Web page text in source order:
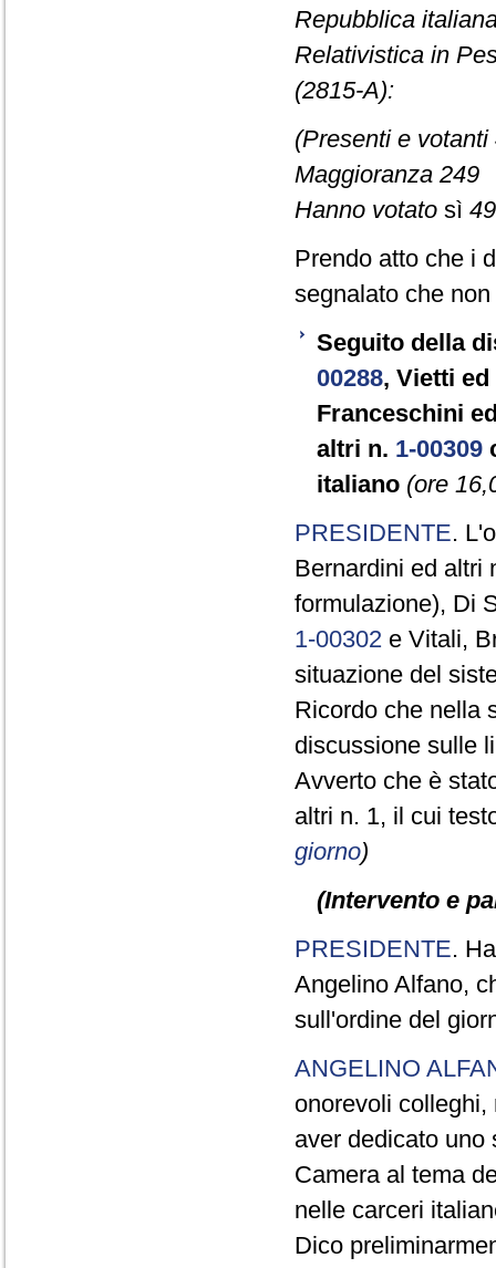
Repubblica
Relativistica in
(2815-A):
(Presenti e votanti
Maggioranza 249
Hanno votato sì
Prendo atto che i
segnalato che
Seguito della
00288, Vietti
Franceschini
altri n. 1-00309
italiano (ore
PRESIDENTE.
Bernardini ed altri
formulazione), Di
1-00302 e Vitali,
situazione del
Ricordo che nella
discussione sulle
Avverto che è
altri n. 1, il cui
giorno)
(Intervento e
PRESIDENTE.
Angelino Alfano,
sull'ordine del
ANGELINO
onorevoli
aver dedicato uno
Camera al tema
nelle carceri
Dico